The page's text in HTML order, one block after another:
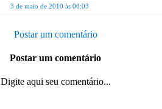
3 de maio de 2010 às 00:03
Postar um comentário
Postar um comentário
Digite aqui seu comentário...